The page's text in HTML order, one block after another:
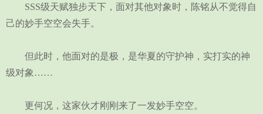
SSS级天赋独步天下，面对其他对象时，陈铭从不觉得自
己的妙手空空会失手。
但此时，他面对的是极，是华夏的守护神，实打实的神
级对象……
更何况，这家伙才刚刚来了一发妙手空空。